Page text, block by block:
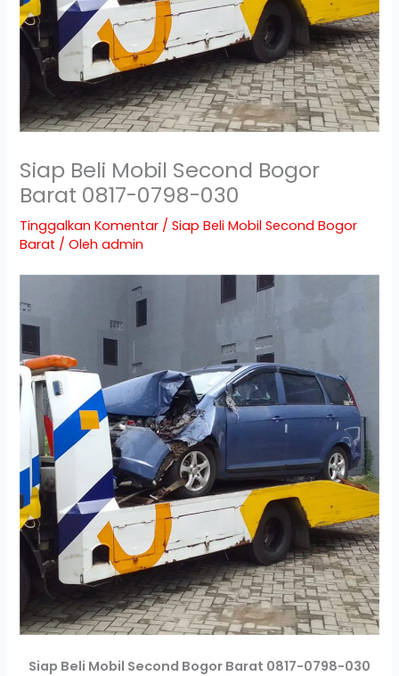
Siap Beli Mobil Second Bogor
Barat 0817-0798-030
Tinggalkan Komentar /Siap Beli Mobil Second Bogor
Barat / Olehadmin
Siap Beli Mobil Second Bogor Barat 0817-0798-030